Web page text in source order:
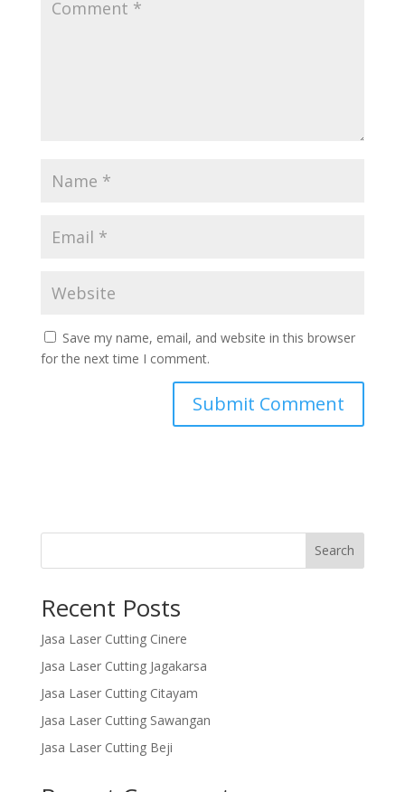
Save my name, email, and website in this browser
for the next time I comment.
Search
Recent Posts
Jasa Laser Cutting Cinere
Jasa Laser Cutting Jagakarsa
Jasa Laser Cutting Citayam
Jasa Laser Cutting Sawangan
Jasa Laser Cutting Beji